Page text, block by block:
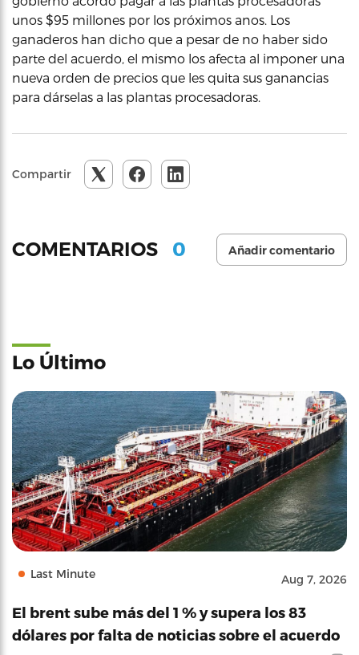
unos $95 millones por los próximos anos. Los
ganaderos han dicho que a pesar de no haber sido
parte del acuerdo, el mismo los afecta al imponer una
nueva orden de precios que les quita sus ganancias
para dárselas a las plantas procesadoras.
Compartir
COMENTARIOS 0 Añadir comentario
Lo Último
Last Minute Aug 7, 2026
El brent sube más del 1 % y supera los 83
dólares por falta de noticias sobre el acuerdo